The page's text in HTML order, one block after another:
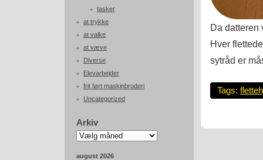
tasker
at trykke
at valke
at væve
Diverse
Elevarbejder
frit ført maskinbroderi
Uncategorized
Arkiv
Arkiv
august 2026
Da datteren
Hver
sytråd er
Tags: